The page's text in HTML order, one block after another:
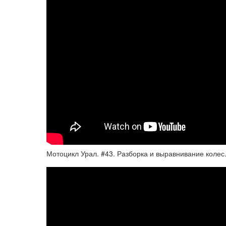
Мотоцикл Урал. #43. Разборка и выравнивание колес.